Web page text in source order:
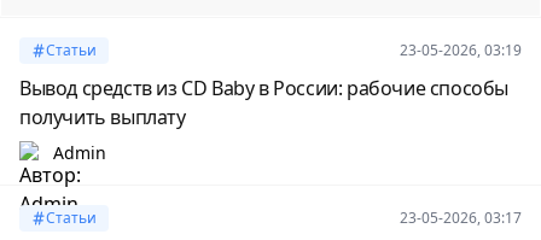
Статьи 23-05-2026, 03:19
Вывод средств из CD Baby в России: рабочие способы
получить выплату
Admin
Статьи 23-05-2026, 03:17